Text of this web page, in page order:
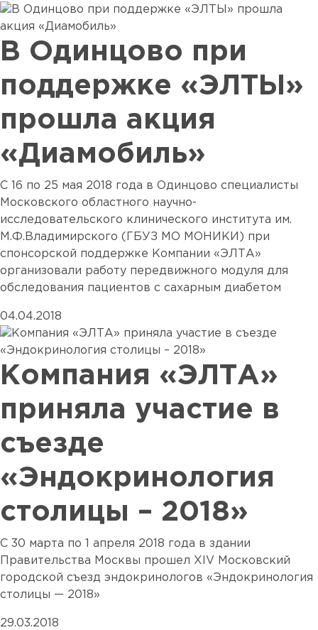
В Одинцово при
поддержке «ЭЛТЫ»
прошла акция
«Диамобиль»
С 16 по 25 мая 2018 года в Одинцово специалисты
Московского областного научно-
исследовательского клинического института им.
М.Ф.Владимирского (ГБУЗ МО МОНИКИ) при
спонсорской поддержке Компании «ЭЛТА»
организовали работу передвижного модуля для
обследования пациентов с сахарным диабетом
04.04.2018
Компания «ЭЛТА»
приняла участие в
съезде
«Эндокринология
столицы – 2018»
С 30 марта по 1 апреля 2018 года в здании
Правительства Москвы прошел XIV Московский
городской съезд эндокринологов «Эндокринология
столицы — 2018»
29.03.2018